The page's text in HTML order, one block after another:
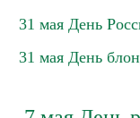
31 мая День
31 мая День